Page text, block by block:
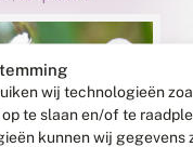
wij technologieën
te slaan en/of te
kunnen wij gegevens